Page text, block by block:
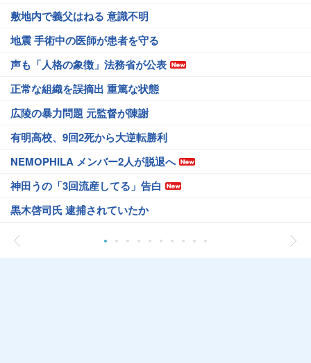
敷地内で義父はねる 意識不明
地震 手術中の医師が患者を守る
声も「人格の象徴」法務省が公表
正常な組織を誤摘出 重篤な状態
広陵の暴力問題 元監督が陳謝
有明高校、9回2死から大逆転勝利
NEMOPHILA メンバー2人が脱退へ
神田うの「3回流産してる」告白
黒木啓司氏 逮捕されていたか